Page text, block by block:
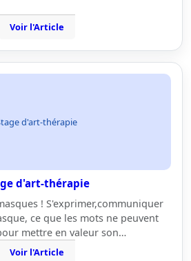
Voir l'Article
d'art-thérapie
d'art-thérapie
! S'exprimer,communiquer
ce que les mots ne peuvent
mettre en valeur son…
Voir l'Article